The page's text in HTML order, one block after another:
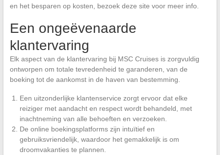
en het besparen op kosten, bezoek deze site voor meer info.
Een ongeëvenaarde
klantervaring
Elk aspect van de klantervaring bij MSC Cruises is zorgvuldig
ontworpen om totale tevredenheid te garanderen, van de
boeking tot de aankomst in de haven van bestemming.
Een uitzonderlijke klantenservice zorgt ervoor dat elke
reiziger met aandacht en respect wordt behandeld, met
inachtneming van alle behoeften en verzoeken.
De online boekingsplatforms zijn intuïtief en
gebruiksvriendelijk, waardoor het gemakkelijk is om
droomvakanties te plannen.